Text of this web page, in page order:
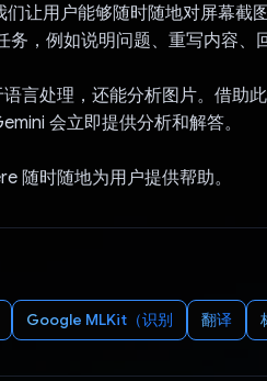
让用户能够随时随地对屏幕截
务，例如说明问题、重写内容、
言处理，还能分析图片。借助
会立即提供分析和解答。
随时随地为用户提供帮助。
Google MLKit（识别 翻译